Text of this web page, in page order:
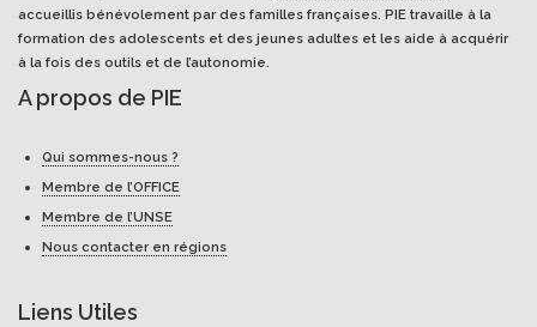
accueillis bénévolement par des familles françaises. PIE travaille à la
formation des adolescents et des jeunes adultes et les aide à acquérir
à la fois des outils et de l’autonomie.
A propos de PIE
Qui sommes-nous ?
Membre de l’OFFICE
Membre de l’UNSE
Nous contacter en régions
Liens Utiles